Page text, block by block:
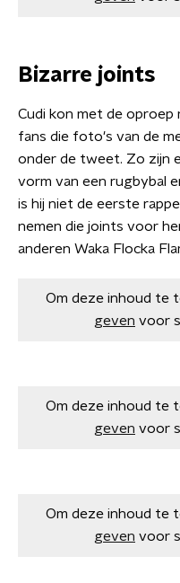
Bizarre joints
Cudi kon met de oproep
fans die foto's van de
onder de tweet. Zo zijn
vorm van een rugbybal
is hij niet de eerste
nemen die joints voor
anderen Waka Flocka
Om deze inhoud te
geven voor
Om deze inhoud te
geven voor
Om deze inhoud te
geven voor